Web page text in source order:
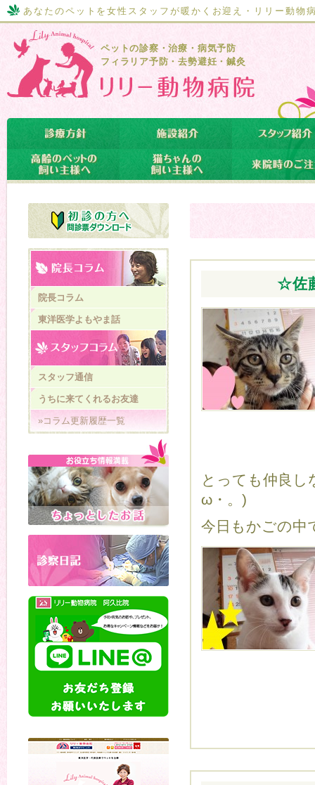
あなたのペットを女性スタッフが暖かくお迎え・リリー動物
ペットの診察・治療・病気予防
フィラリア予防・去勢避妊・鍼灸
☆佐
とっても仲良し
ω・。)
今日もかごの中
院長コラム
東洋医学よもやま話
スタッフ通信
うちに来てくれるお友達
»コラム更新履歴一覧